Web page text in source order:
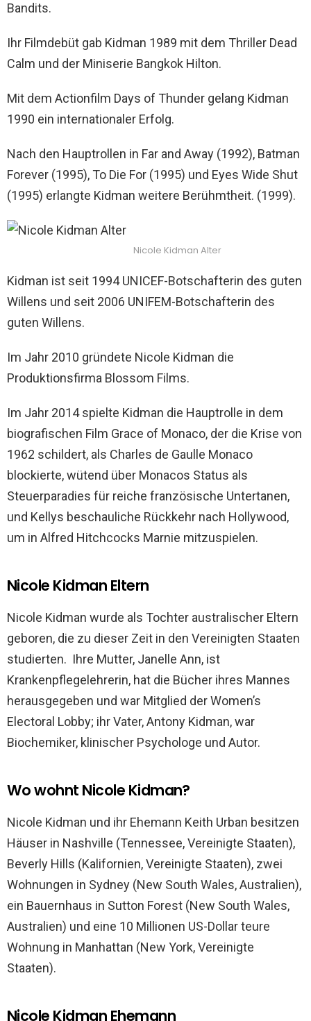
Bandits.
Ihr Filmdebüt gab Kidman 1989 mit dem Thriller Dead
Calm und der Miniserie Bangkok Hilton.
Mit dem Actionfilm Days of Thunder gelang Kidman
1990 ein internationaler Erfolg.
Nach den Hauptrollen in Far and Away (1992), Batman
Forever (1995), To Die For (1995) und Eyes Wide Shut
(1995) erlangte Kidman weitere Berühmtheit. (1999).
Nicole Kidman Alter
Kidman ist seit 1994 UNICEF-Botschafterin des guten
Willens und seit 2006 UNIFEM-Botschafterin des
guten Willens.
Im Jahr 2010 gründete Nicole Kidman die
Produktionsfirma Blossom Films.
Im Jahr 2014 spielte Kidman die Hauptrolle in dem
biografischen Film Grace of Monaco, der die Krise von
1962 schildert, als Charles de Gaulle Monaco
blockierte, wütend über Monacos Status als
Steuerparadies für reiche französische Untertanen,
und Kellys beschauliche Rückkehr nach Hollywood,
um in Alfred Hitchcocks Marnie mitzuspielen.
Nicole Kidman Eltern
Nicole Kidman wurde als Tochter australischer Eltern
geboren, die zu dieser Zeit in den Vereinigten Staaten
studierten. Ihre Mutter, Janelle Ann, ist
Krankenpflegelehrerin, hat die Bücher ihres Mannes
herausgegeben und war Mitglied der Women’s
Electoral Lobby; ihr Vater, Antony Kidman, war
Biochemiker, klinischer Psychologe und Autor.
Wo wohnt Nicole Kidman?
Nicole Kidman und ihr Ehemann Keith Urban besitzen
Häuser in Nashville (Tennessee, Vereinigte Staaten),
Beverly Hills (Kalifornien, Vereinigte Staaten), zwei
Wohnungen in Sydney (New South Wales, Australien),
ein Bauernhaus in Sutton Forest (New South Wales,
Australien) und eine 10 Millionen US-Dollar teure
Wohnung in Manhattan (New York, Vereinigte
Staaten).
Nicole Kidman Ehemann